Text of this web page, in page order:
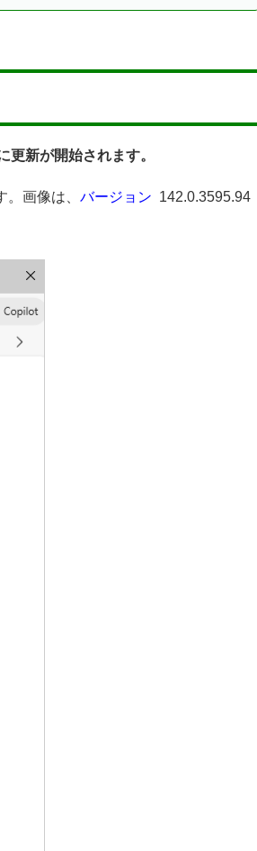
新が開始されます。
画像は、 バージョン 142.0.3595.94